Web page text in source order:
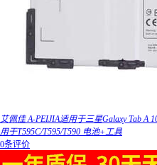
艾佩佳 A-PEIJIA适用于三星Galaxy Tab A
用于T595C/T595/T590 电池+工具
0条评价